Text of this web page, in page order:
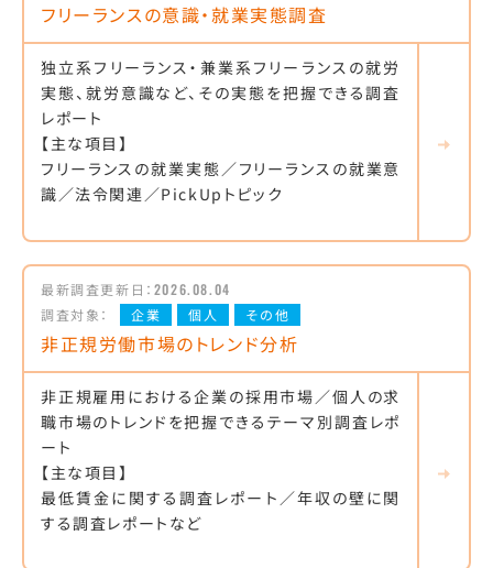
フリーランスの意識・就業実態調査
独立系フリーランス・兼業系フリーランスの就労
実態、就労意識など、その実態を把握できる調査
レポート
【主な項目】
フリーランスの就業実態／フリーランスの就業意
識／法令関連／PickUpトピック
最新調査更新日： 2026.08.04
調査対象：
企業 個人 その他
非正規労働市場のトレンド分析
非正規雇用における企業の採用市場／個人の求
職市場のトレンドを把握できるテーマ別調査レポ
ート
【主な項目】
最低賃金に関する調査レポート／年収の壁に関
する調査レポートなど